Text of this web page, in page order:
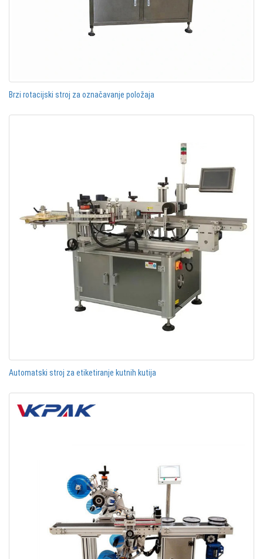
Brzi rotacijski stroj za označavanje položaja
Automatski stroj za etiketiranje kutnih kutija